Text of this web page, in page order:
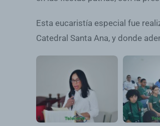
Esta eucaristía especial fue
Catedral Santa Ana, y donde